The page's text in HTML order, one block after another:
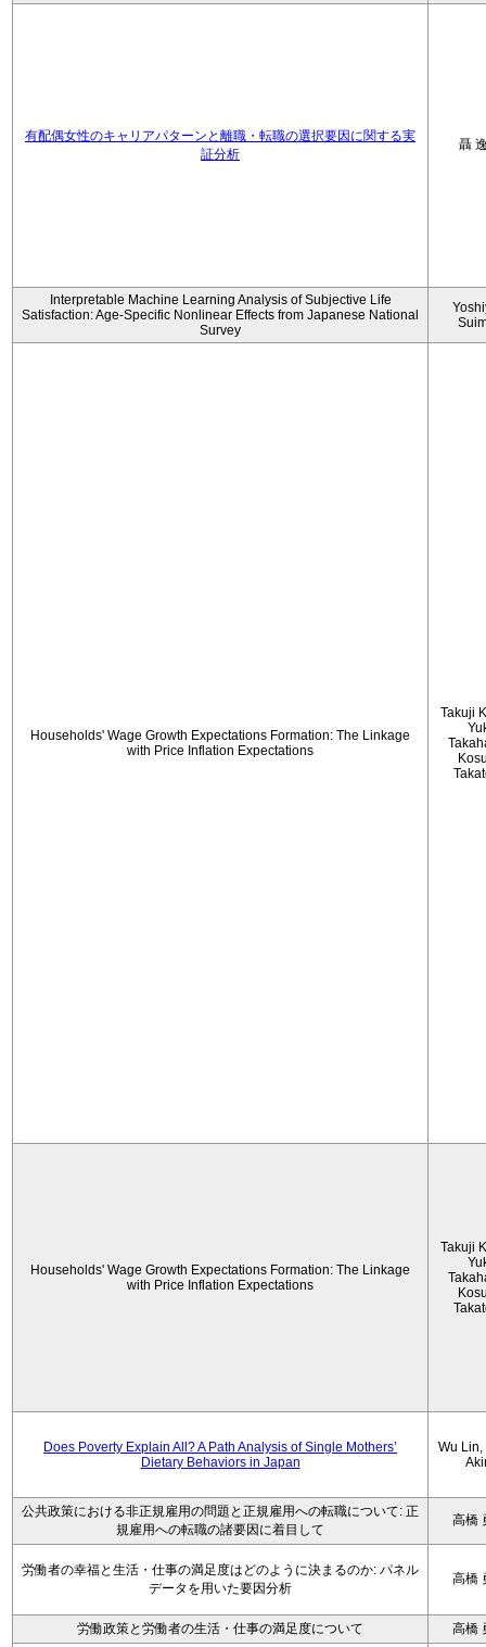
有配偶女性のキャリアパターンと離職・転職の選択要因に関する実
証分析
聶
Interpretable Machine Learning Analysis of Subjective Life
Satisfaction: Age-Specific Nonlinear Effects from Japanese National
Survey
Households' Wage Growth Expectations Formation: The Linkage
with Price Inflation Expectations
Takuji
Households' Wage Growth Expectations Formation: The Linkage
with Price Inflation Expectations
Takuji
Does Poverty Explain All? A Path Analysis of Single Mothers’
Dietary Behaviors in Japan
Wu Lin,
公共政策における非正規雇用の問題と正規雇用への転職について: 正
規雇用への転職の諸要因に着目して
高橋
労働者の幸福と生活・仕事の満足度はどのように決まるのか: パネル
データを用いた要因分析
高橋
労働政策と労働者の生活・仕事の満足度について 高橋